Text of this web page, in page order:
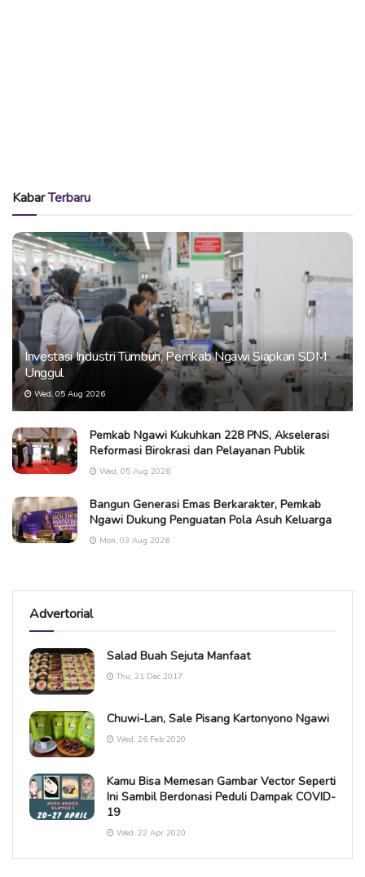
KabarTerbaru
Investasi Industri Tumbuh, Pemkab Ngawi Siapkan SDM
Unggul
Wed, 05 Aug 2026
Pemkab Ngawi Kukuhkan 228 PNS, Akselerasi
Reformasi Birokrasi dan Pelayanan Publik
Wed, 05 Aug 2026
Bangun Generasi Emas Berkarakter, Pemkab
Ngawi Dukung Penguatan Pola Asuh Keluarga
Mon, 03 Aug 2026
Advertorial
Salad Buah Sejuta Manfaat
Thu, 21 Dec 2017
Chuwi-Lan, Sale Pisang Kartonyono Ngawi
Wed, 26 Feb 2020
Kamu Bisa Memesan Gambar Vector Seperti
Ini Sambil Berdonasi Peduli Dampak COVID-
19
Wed, 22 Apr 2020